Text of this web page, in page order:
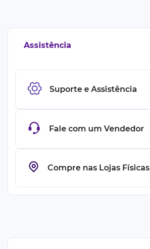
Assistência
Suporte e Assistência
Fale com um Vendedor
Compre nas Lojas Físicas